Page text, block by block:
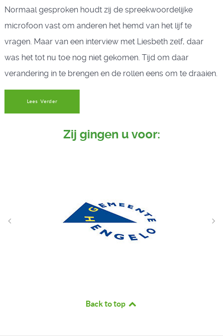
Normaal gesproken houdt zij de spreekwoordelijke
microfoon vast om anderen het hemd van het lijf te
vragen. Maar van een interview met Liesbeth zelf, daar
was het tot nu toe nog niet gekomen. Tijd om daar
verandering in te brengen en de rollen eens om te draaien.
Lees Verder
Zij gingen u voor:
Back to top